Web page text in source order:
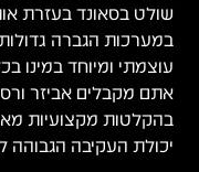
שולט בסאונד בעזרת
במערכות הגברה
עוצמתי ומיוחד במינו
אתם מקבלים אביזר
בהקלטות מקצועיות
יכולת העקיבה